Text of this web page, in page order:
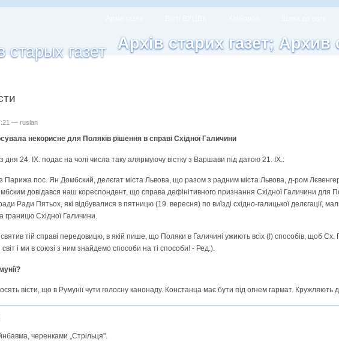
Архів старих газет; Архив
— ruslan
некорисне для Поляків рішення в справі Східної Галичини
з дня 24. IX. подає на чолі числа таку алярмуючу вістку з Варшави під датою 21. IX.:
Парижа пос. Ян Домбский, делєгат міста Львова, що разом з радним міста Львова, д-ром
довідався наш кореспондент, що справа дефінітивного признання Східної Галичини для
Ради Пятьох, які відбувалися в пятницю (19. вересня) по виїзді східно-галицької делєгації,
границю Східної Галичини.
тій справі передовицю, в якій пише, що Поляки в Галичині ужиють всіх (!) способів, щоб
і ми в союзі з ним знайдемо способи на ті способи! - Ред.).
вісти, що в Румунії чути голосну канонаду. Констанца має бути під огнем гармат. Кружляють
черенками „Стрільця".